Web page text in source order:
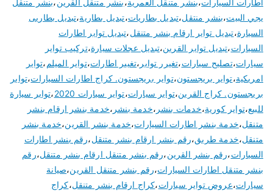
اطارات السيارات،بنشر متنقل العمرية،بنشر متنقل القرين،بنشر متنقل
يجي البيت،بنشر منتقل،تبديل بطاريات،تبديل بطارية،تبديل بطاريى
السيارة،تبديل تواير ارقام بنشر متنقل،تبديل تواير اطارات
السيارات،تبديل تواير القرين،تبديل عجلات سيارة،تركيب تواير
سيارات،تصليح سيارات،تغيرر تواير ،تغيير اطارات،تواير الميلم،تواير
امريكية،تواير بريجستون،تواير بريجستون. كراج اطارات السيارات،تواير
بريجستون. كراج القرين،تواير سيارات،تواير سيارات 2020 ،تواير سيارة
للبيع،تواير كورية،خدمات بنشر ،خدمة بنشر ،خدمة بنشر ارقام بنشر
متنقل،خدمة بنشر اطارات السيارات،خدمة بنشر القرين،خدمة بنشر
متنقل،خدمة طريق،رقم بنشر ارقام بنشر متنقل،رقم بنشر اطارات
السيارات،رقم بنشر القرين،رقم بنشر متنقل ارقام بنشر متنقل،رقم
بنشر متنقل اطارات السيارات،رقم بنشر متنقل القرين،صيانة
سيارات،عروض تواير سيارات،كراج ارقام بنشر متنقل،كراج